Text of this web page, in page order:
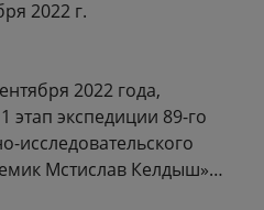
2022 г.
2022 года,
этап экспедиции 89-го
исследовательского
Мстислав Келдыш»…